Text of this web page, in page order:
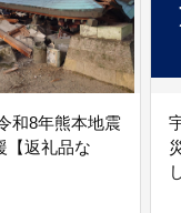
和8年熊本地震
【返礼品な